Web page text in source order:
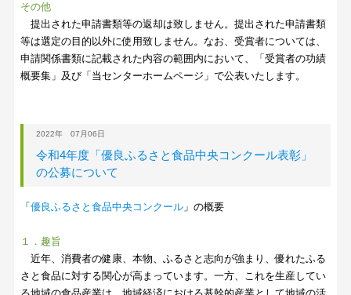
その他
提出された申請書類等の返却は致しません。提出された申請書類
等は選定の目的以外に使用致しません。なお、受賞者については、
申請関係書類に記載された内容の範囲内において、「受賞者の功績
概要集」及び「当センターホームページ」で公表いたします。
2022年 07月06日
令和4年度「優良ふるさと食品中央コンクール表彰」
の公募について
「優良ふるさと食品中央コンクール 」の概要
１．趣旨
近年、消費者の健康、本物、ふるさと志向が強まり、優れたふる
さと食品に対する関心が高まっています。一方、これを生産してい